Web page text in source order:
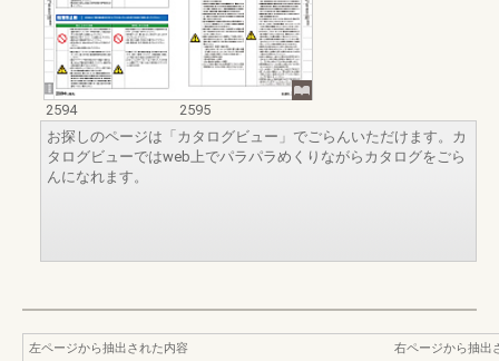
2594
2595
お探しのページは「カタログビュー」でごらんいただけます。カ
タログビューではweb上でパラパラめくりながらカタログをごら
んになれます。
左ページから抽出された内容
右ページから抽出